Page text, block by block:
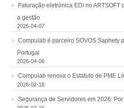
Faturação eletrónica EDI no ARTSOFT
a gestão
2026-04-07
Compulab é parceiro SOVOS Saphety
Portugal
2026-04-06
Compulab renova o Estatuto de PME
2026-02-18
Segurança de Servidores em 2026: